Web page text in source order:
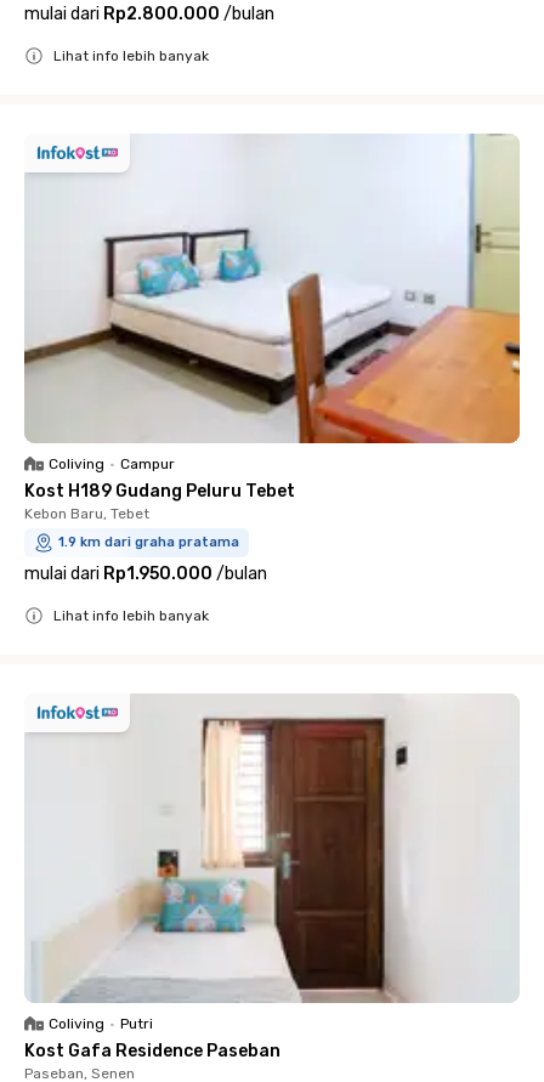
mulai dari Rp2.800.000 /bulan
Lihat info lebih banyak
Coliving • Campur
Kost H189 Gudang Peluru Tebet
Kebon Baru, Tebet
1.9 km dari graha pratama
mulai dari Rp1.950.000 /bulan
Lihat info lebih banyak
Coliving • Putri
Kost Gafa Residence Paseban
Paseban, Senen